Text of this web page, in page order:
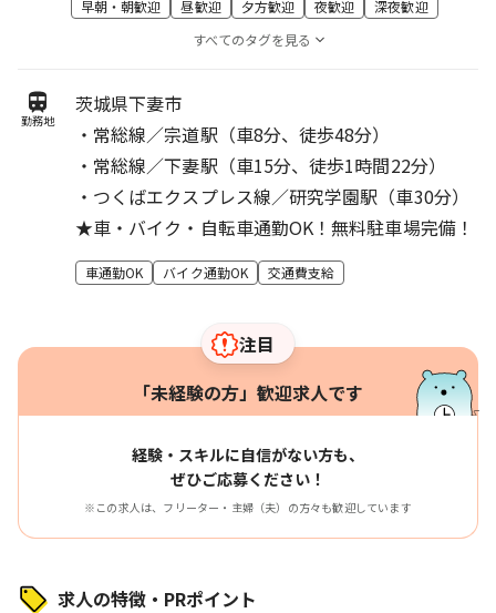
早朝・朝歓迎 昼歓迎 夕方歓迎 夜歓迎
深夜歓迎
すべてのタグを見る
勤務地
茨城県下妻市
・常総線／宗道駅（車8分、徒歩48分）
・常総線／下妻駅（車15分、徒歩1時間22分）
・つくばエクスプレス線／研究学園駅（車30分）
★車・バイク・自転車通勤OK！無料駐車場完備！
車通勤OK バイク通勤OK 交通費支給
注目
「未経験の方」歓迎求人です
経験・スキルに自信がない方も、
ぜひご応募ください！
※この求人は、フリーター・主婦（夫）の方々も歓迎しています
求人の特徴・PRポイント